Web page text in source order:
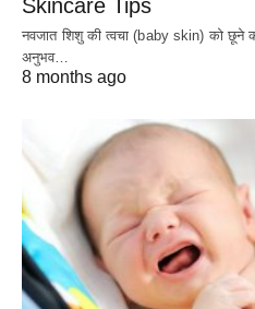
Skincare Tips
नवजात शिशु की त्वचा (baby skin) को
अनुभव…
8 months ago